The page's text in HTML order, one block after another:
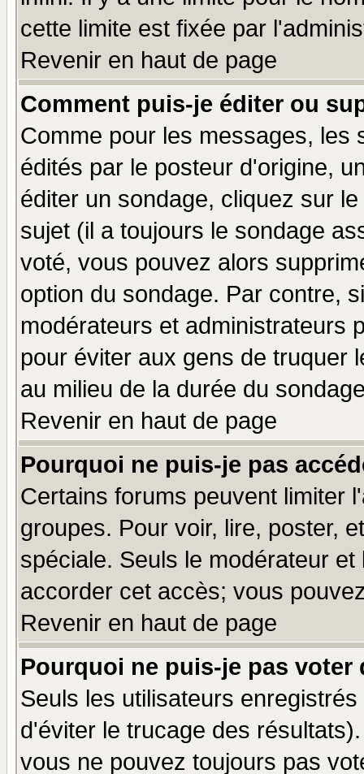
cette limite est fixée par
Revenir en haut de page
Comment puis-je éditer ou
Comme pour les messages, les
édités par le posteur d'origine,
éditer un sondage, cliquez sur
sujet (il a toujours le sondage
voté, vous pouvez alors
option du sondage. Par contre,
modérateurs et administrateurs
pour éviter aux gens de truquer
au milieu de la durée du
Revenir en haut de page
Pourquoi ne puis-je pas
Certains forums peuvent limiter
groupes. Pour voir, lire, poster,
spéciale. Seuls le modérateur
accorder cet accès; vous
Revenir en haut de page
Pourquoi ne puis-je pas voter
Seuls les utilisateurs
d'éviter le trucage des
vous ne pouvez toujours pas